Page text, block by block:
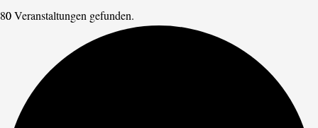
0 Veranstaltungen gefunden.